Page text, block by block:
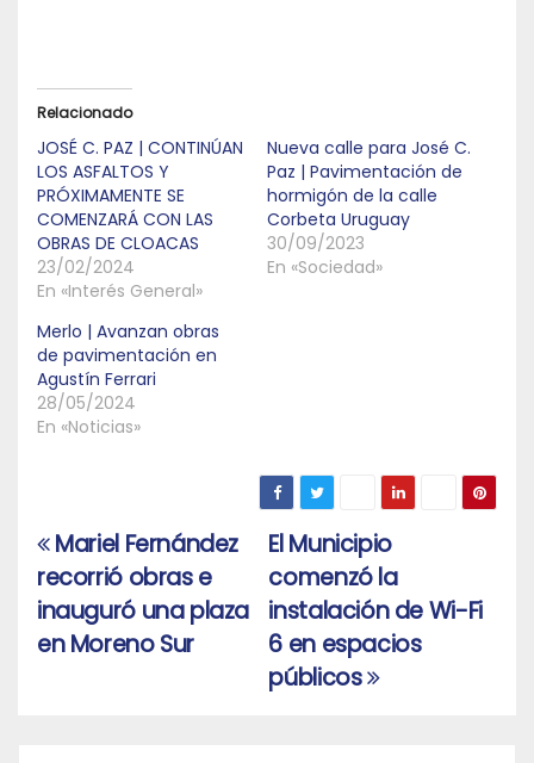
Relacionado
JOSÉ C. PAZ | CONTINÚAN
LOS ASFALTOS Y
PRÓXIMAMENTE SE
COMENZARÁ CON LAS
OBRAS DE CLOACAS
23/02/2024
En «Interés General»
Nueva calle para José C.
Paz | Pavimentación de
hormigón de la calle
Corbeta Uruguay
30/09/2023
En «Sociedad»
Merlo | Avanzan obras
de pavimentación en
Agustín Ferrari
28/05/2024
En «Noticias»
Navegación
de
entradas
El Municipio
comenzó la
instalación de Wi-Fi
6 en espacios
públicos
Mariel Fernández
recorrió obras e
inauguró una plaza
en Moreno Sur